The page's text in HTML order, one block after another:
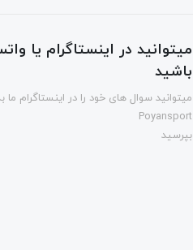
میتوانید در اینستاگرام یا
باشید
میتوانید سوال های خود را در اینستاگرام ما
Poyansport
بپرسید